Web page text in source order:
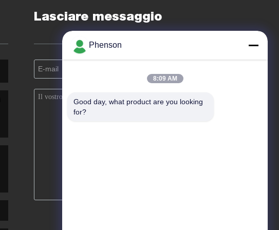
Lasciare messaggio
Phenson
8:09 AM
Good day, what product are you looking
for?